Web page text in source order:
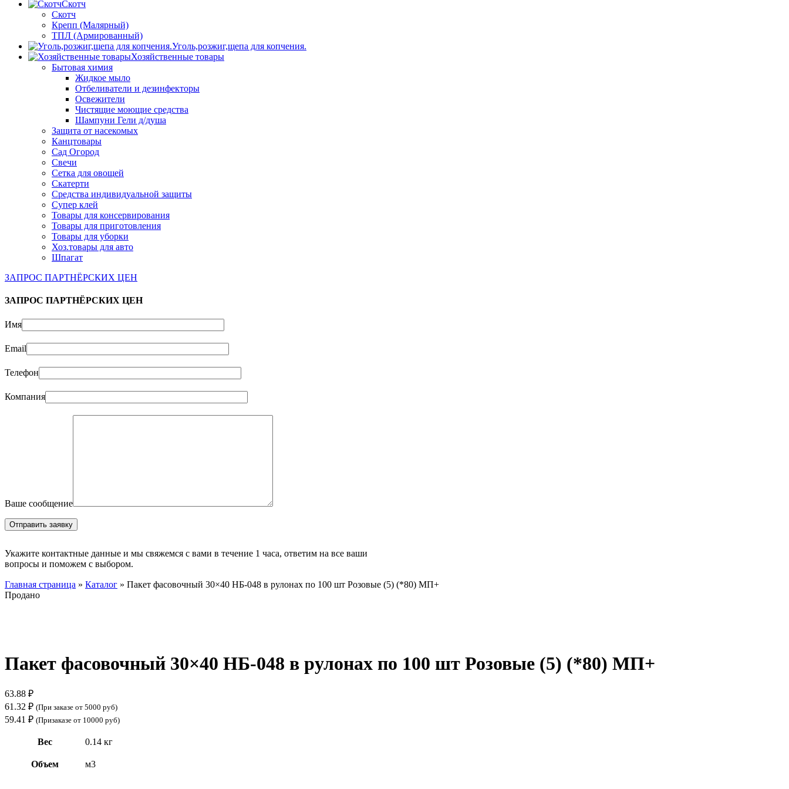
Скотч
Скотч
Крепп (Малярный)
ТПЛ (Армированный)
Уголь,розжиг,щепа для копчения.
Хозяйственные товары
Бытовая химия
Жидкое мыло
Отбеливатели и дезинфекторы
Освежители
Чистящие моющие средства
Шампуни Гели д/душа
Защита от насекомых
Канцтовары
Сад Огород
Свечи
Сетка для овощей
Скатерти
Средства индивидуальной защиты
Супер клей
Товары для консервирования
Товары для приготовления
Товары для уборки
Хоз.товары для авто
Шпагат
ЗАПРОС ПАРТНЁРСКИХ ЦЕН
ЗАПРОС ПАРТНЁРСКИХ ЦЕН
Имя
Email
Телефон
Компания
Ваше сообщение
Укажите контактные данные и мы свяжемся с вами в течение 1 часа, ответим на все ваши
вопросы и поможем с выбором.
Главная страница » Каталог » Пакет фасовочный 30×40 НБ-048 в рулонах по 100 шт Розовые (5) (*80) МП+
Продано
Пакет фасовочный 30×40 НБ-048 в рулонах по 100 шт Розовые (5) (*80) МП+
63.88 ₽
61.32 ₽ (При заказе от 5000 руб)
59.41 ₽ (Призаказе от 10000 руб)
Вес 0.14 кг
Объем м3